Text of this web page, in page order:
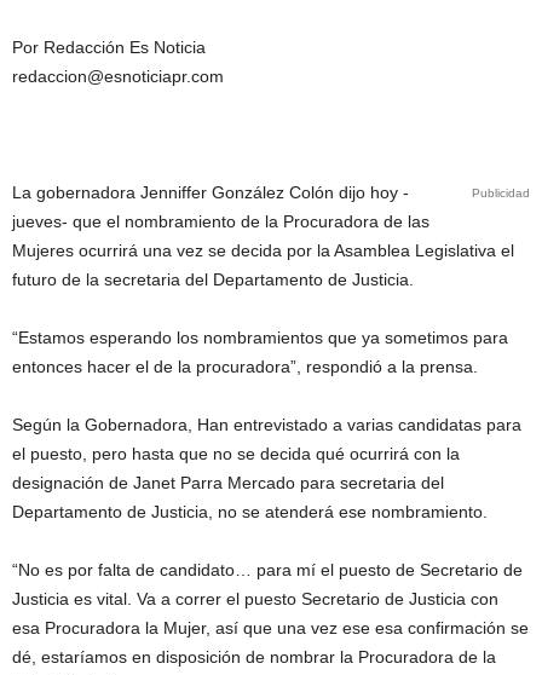
Por Redacción Es Noticia
redaccion@esnoticiapr.com
Publicidad
La gobernadora Jenniffer González Colón dijo hoy -
jueves- que el nombramiento de la Procuradora de las
Mujeres ocurrirá una vez se decida por la Asamblea Legislativa el
futuro de la secretaria del Departamento de Justicia.
“Estamos esperando los nombramientos que ya sometimos para
entonces hacer el de la procuradora”, respondió a la prensa.
Según la Gobernadora, Han entrevistado a varias candidatas para
el puesto, pero hasta que no se decida qué ocurrirá con la
designación de Janet Parra Mercado para secretaria del
Departamento de Justicia, no se atenderá ese nombramiento.
“No es por falta de candidato… para mí el puesto de Secretario de
Justicia es vital. Va a correr el puesto Secretario de Justicia con
esa Procuradora la Mujer, así que una vez ese esa confirmación se
dé, estaríamos en disposición de nombrar la Procuradora de la